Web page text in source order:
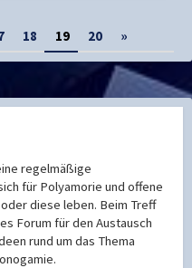
18 19 20 »
regelmäßige
für Polyamorie und offene
diese leben. Beim Treff
Forum für den Austausch
rund um das Thema